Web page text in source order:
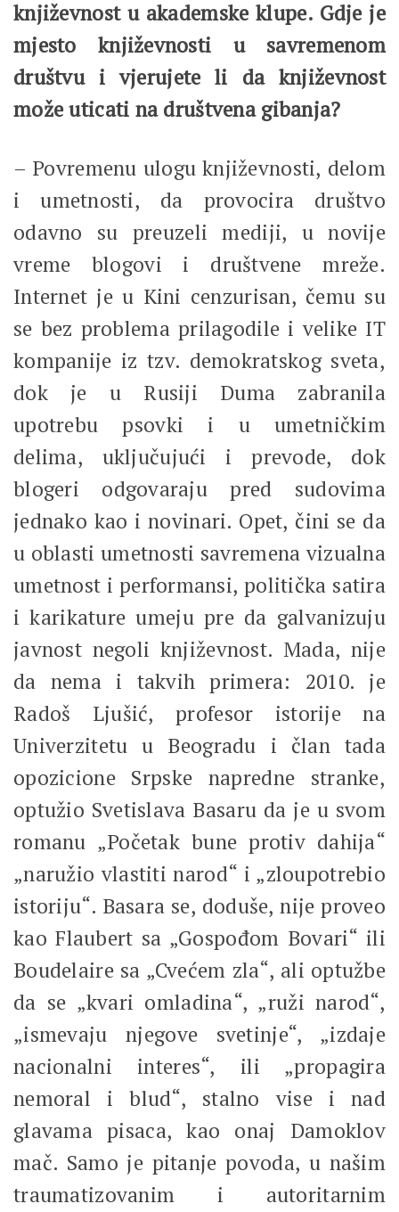
književnost u akademske klupe. Gdje je
mjesto književnosti u savremenom
društvu i vjerujete li da književnost
može uticati na društvena gibanja?
– Povremenu ulogu književnosti, delom
i umetnosti, da provocira društvo
odavno su preuzeli mediji, u novije
vreme blogovi i društvene mreže.
Internet je u Kini cenzurisan, čemu su
se bez problema prilagodile i velike IT
kompanije iz tzv. demokratskog sveta,
dok je u Rusiji Duma zabranila
upotrebu psovki i u umetničkim
delima, uključujući i prevode, dok
blogeri odgovaraju pred sudovima
jednako kao i novinari. Opet, čini se da
u oblasti umetnosti savremena vizualna
umetnost i performansi, politička satira
i karikature umeju pre da galvanizuju
javnost negoli književnost. Mada, nije
da nema i takvih primera: 2010. je
Radoš Ljušić, profesor istorije na
Univerzitetu u Beogradu i član tada
opozicione Srpske napredne stranke,
optužio Svetislava Basaru da je u svom
romanu „Početak bune protiv dahija“
„naružio vlastiti narod“ i „zloupotrebio
istoriju“. Basara se, doduše, nije proveo
kao Flaubert sa „Gospođom Bovari“ ili
Boudelaire sa „Cvećem zla“, ali optužbe
da se „kvari omladina“, „ruži narod“,
„ismevaju njegove svetinje“, „izdaje
nacionalni interes“, ili „propagira
nemoral i blud“, stalno vise i nad
glavama pisaca, kao onaj Damoklov
mač. Samo je pitanje povoda, u našim
traumatizovanim i autoritarnim